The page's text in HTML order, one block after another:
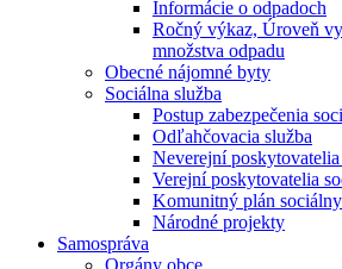
Informácie o odpadoch
Ročný výkaz, Úroveň
množstva odpadu
Obecné nájomné byty
Sociálna služba
Postup zabezpečenia
Odľahčovacia služba
Neverejní
Verejní poskytovatelia
Komunitný plán
Národné projekty
Samospráva
Orgány obce